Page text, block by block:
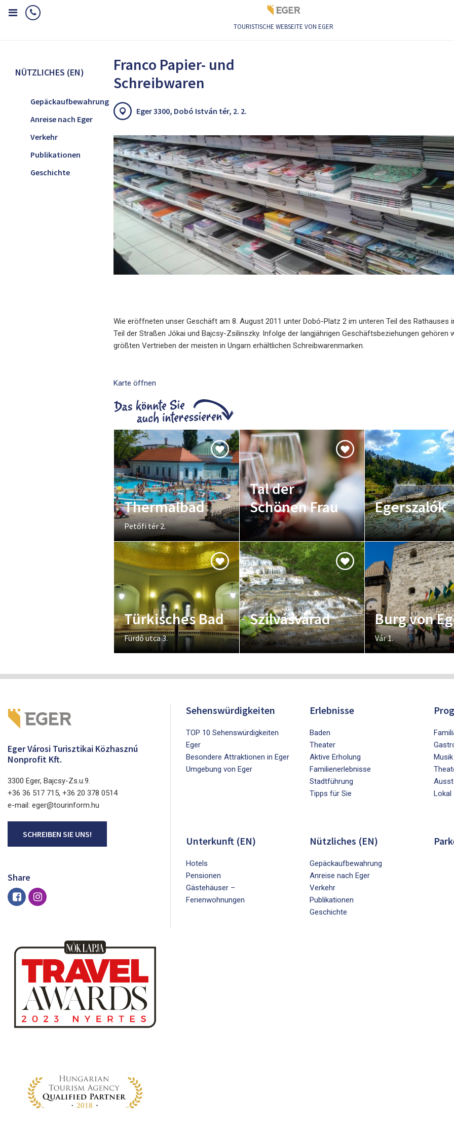
TOURISTISCHE WEBSEITE VON EGER
NÜTZLICHES (EN)
Gepäckaufbewahrung
Anreise nach Eger
Verkehr
Publikationen
Geschichte
Franco Papier- und
Schreibwaren
Eger 3300, Dobó István tér, 2. 2.
Wie eröffneten unser Geschäft am 8. August 2011 unter Dobó-Platz 2 im unteren Teil des Rathauses
Teil der Straßen Jókai und Bajcsy-Zsilinszky. Infolge der langjährigen Geschäftsbeziehungen gehören
größten Vertrieben der meisten in Ungarn erhältlichen Schreibwarenmarken.
Karte öffnen
Thermalbad
Petőfi tér 2.
Tal der
Schönen Frau
Egerszalók
Türkisches Bad
Fürdő utca 3.
Szilvásvárad Burg von
Vár 1.
Eger Városi Turisztikai Közhasznú
Nonprofit Kft.
3300 Eger, Bajcsy-Zs.u.9.
+36 36 517 715, +36 20 378 0514
e-mail: eger@tourinform.hu
SCHREIBEN SIE UNS!
Share
Sehenswürdigkeiten
TOP 10 Sehenswürdigkeiten
Eger
Besondere Attraktionen in Eger
Umgebung von Eger
Erlebnisse
Baden
Theater
Aktive Erholung
Familienerlebnisse
Stadtführung
Tipps für Sie
Musik
Lokal
Unterkunft (EN)
Hotels
Pensionen
Gästehäuser –
Ferienwohnungen
Nützliches (EN)
Gepäckaufbewahrung
Anreise nach Eger
Verkehr
Publikationen
Geschichte